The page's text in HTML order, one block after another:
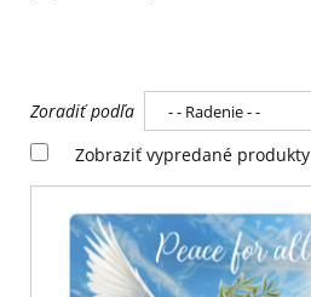
Zoradiť podľa
Zobraziť vypredané produkty